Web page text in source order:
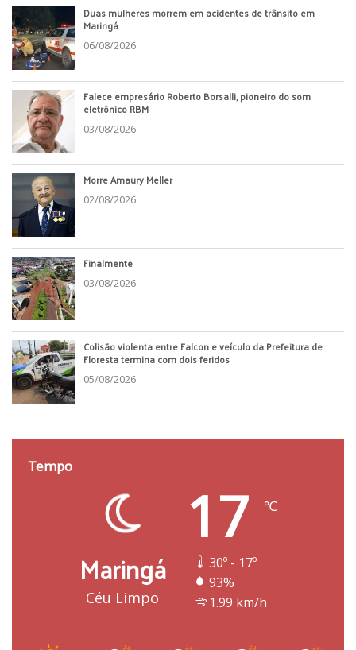
Duas mulheres morrem em acidentes de trânsito em
Maringá
06/08/2026
Falece empresário Roberto Borsalli, pioneiro do som
eletrônico RBM
03/08/2026
Morre Amaury Meller
02/08/2026
Finalmente
03/08/2026
Colisão violenta entre Falcon e veículo da Prefeitura de
Floresta termina com dois feridos
05/08/2026
Tempo
Maringá
Céu Limpo
17 ℃
30º - 17º
93%
1.99 km/h